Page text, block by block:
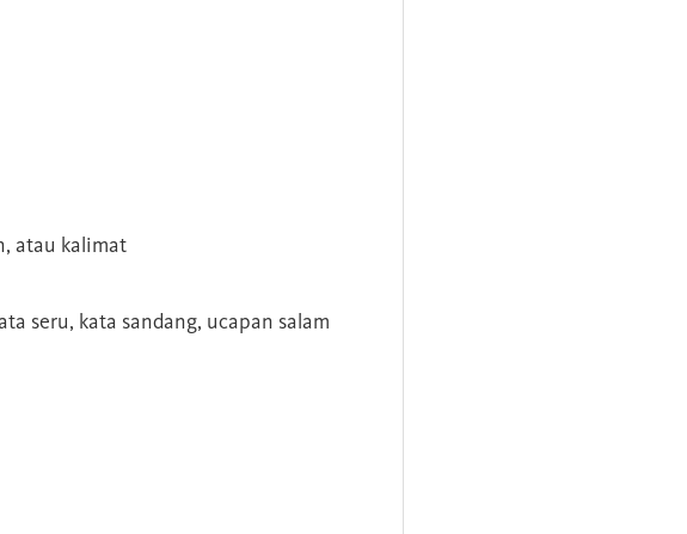
atau kalimat
seru, kata sandang, ucapan salam